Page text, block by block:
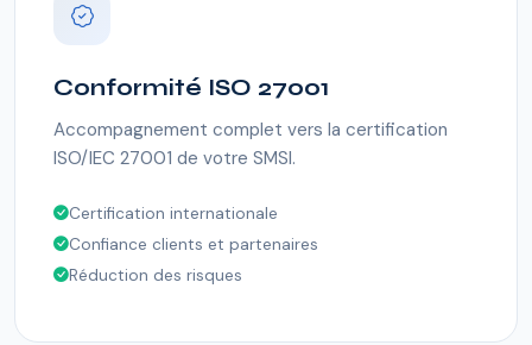
Conformité ISO 27001
Accompagnement complet vers la certification
ISO/IEC 27001 de votre SMSI.
Certification internationale
Confiance clients et partenaires
Réduction des risques